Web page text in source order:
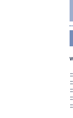
::
::
::
::
::